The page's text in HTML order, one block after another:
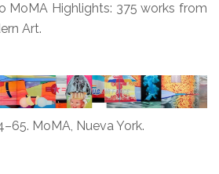
MoMA Highlights: 375 works from
Art.
MoMA, Nueva York.